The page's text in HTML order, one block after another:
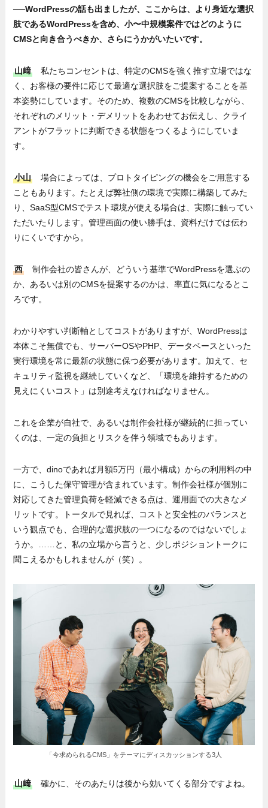
──WordPressの話も出ましたが、ここからは、より身近な選択
肢であるWordPressを含め、小〜中規模案件ではどのように
CMSと向き合うべきか、さらにうかがいたいです。
山﨑
私たちコンセントは、特定のCMSを強く推す立場ではな
く、お客様の要件に応じて最適な選択肢をご提案することを基
本姿勢にしています。そのため、複数のCMSを比較しながら、
それぞれのメリット・デメリットをあわせてお伝えし、クライ
アントがフラットに判断できる状態をつくるようにしていま
す。
小山
場合によっては、プロトタイピングの機会をご用意する
こともあります。たとえば弊社側の環境で実際に構築してみた
り、SaaS型CMSでテスト環境が使える場合は、実際に触ってい
ただいたりします。管理画面の使い勝手は、資料だけでは伝わ
りにくいですから。
西
制作会社の皆さんが、どういう基準でWordPressを選ぶの
か、あるいは別のCMSを提案するのかは、率直に気になるとこ
ろです。
わかりやすい判断軸としてコストがありますが、WordPressは
本体こそ無償でも、サーバーOSやPHP、データベースといった
実行環境を常に最新の状態に保つ必要があります。加えて、セ
キュリティ監視を継続していくなど、「環境を維持するための
見えにくいコスト」は別途考えなければなりません。
これを企業が自社で、あるいは制作会社様が継続的に担ってい
くのは、一定の負担とリスクを伴う領域でもあります。
一方で、dinoであれば月額5万円（最小構成）からの利用料の中
に、こうした保守管理が含まれています。制作会社様が個別に
対応してきた管理負荷を軽減できる点は、運用面での大きなメ
リットです。トータルで見れば、コストと安全性のバランスと
いう観点でも、合理的な選択肢の一つになるのではないでしょ
うか。……と、私の立場から言うと、少しポジショントークに
聞こえるかもしれませんが（笑）。
「今求められるCMS」をテーマにディスカッションする3人
山﨑 確かに、そのあたりは後から効いてくる部分ですよね。